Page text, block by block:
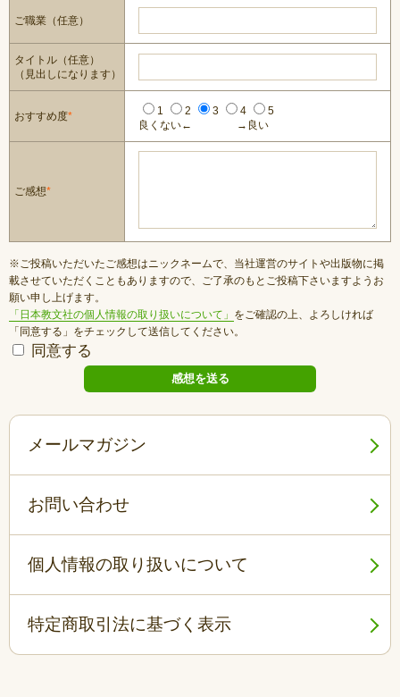
ご職業（任意）
タイトル（任意）
（見出しになります）
おすすめ度* 1 2 3 4
5
良くない←
→良い
ご感想*
※ご投稿いただいたご感想はニックネームで、当社運営のサイトや出版物に掲
載させていただくこともありますので、ご了承のもとご投稿下さいますようお
願い申し上げます。
「日本教文社の個人情報の取り扱いについて」 をご確認の上、よろしければ
「同意する」をチェックして送信してください。
同意する
メールマガジン
お問い合わせ
個人情報の取り扱いについて
特定商取引法に基づく表示